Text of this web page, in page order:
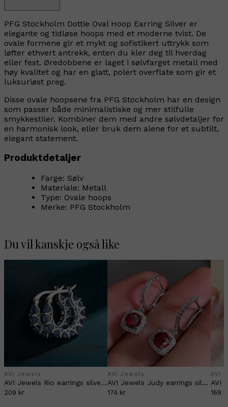
PFG Stockholm Dottie Oval Hoop Earring Silver er
elegante og tidløse hoops med et moderne tvist. De
ovale formene gir et mykt og sofistikert uttrykk som
løfter ethvert antrekk, enten du kler deg til hverdag
eller fest. Øredobbene er laget i sølvfarget metall med
høy kvalitet og har en glatt, polert overflate som gir et
luksuriøst preg.
Disse ovale hoopsene fra PFG Stockholm har en design
som passer både minimalistiske og mer stilfulle
smykkestiler. Kombiner dem med andre sølvdetaljer for
en harmonisk look, eller bruk dem alene for et subtilt,
elegant statement.
Produktdetaljer
Farge: Sølv
Materiale: Metall
Type: Ovale hoops
Merke: PFG Stockholm
Du vil kanskje også like
AVI Jewels
AVI Jewels Rio earrings silver/blue
209 kr
AVI Jewels
AVI Jewels Judy earrings silver/ruby
174 kr
AVI
169